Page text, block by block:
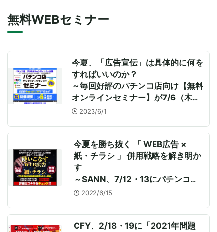
無料WEBセミナー
今夏、「広告宣伝」は具体的に何を
すればいいのか？
～毎回好評のパチンコ店向け【無料
オンラインセミナー】が7/6（木）
開催へ～
2023/6/1
今夏を勝ち抜く 「 WEB広告 ×
紙・チラシ 」 併用戦略を解き明か
す
～SANN、7/12・13にパチンコ店
向け無料WEBセミナー
2022/6/15
CFY、2/18・19に「2021年問題